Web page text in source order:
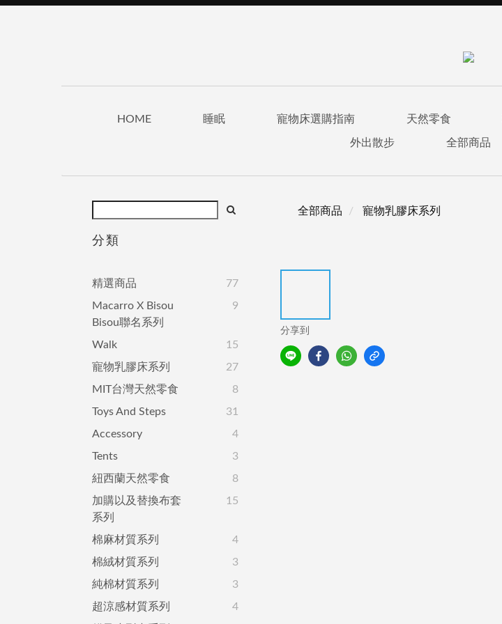
HOME 睡眠 寵物床選購指南 天然零食
外出散步 全部商品
分類
精選商品
77
Macarro X Bisou
Bisou聯名系列
9
Walk
15
寵物乳膠床系列
27
MIT台灣天然零食
8
Toys And Steps
31
Accessory
4
Tents
3
紐西蘭天然零食
8
加購以及替換布套
系列
15
棉麻材質系列
4
棉絨材質系列
3
純棉材質系列
3
超涼感材質系列
4
全部商品 寵物乳膠床系列
分享到